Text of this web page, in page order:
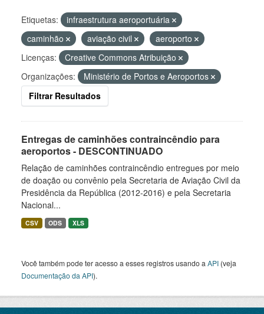
Etiquetas:
infraestrutura aeroportuária
caminhão
aviação civil
aeroporto
Licenças:
Creative Commons Atribuição
Organizações:
Ministério de Portos e Aeroportos
Filtrar Resultados
Entregas de caminhões contraincêndio para
aeroportos - DESCONTINUADO
Relação de caminhões contraincêndio entregues por meio
de doação ou convênio pela Secretaria de Aviação Civil da
Presidência da República (2012-2016) e pela Secretaria
Nacional...
CSV ODS XLS
Você também pode ter acesso a esses registros usando a API (veja
Documentação da API).